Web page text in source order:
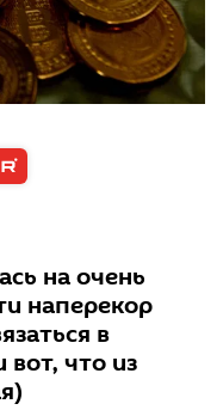
на очень
наперекор
в
что из